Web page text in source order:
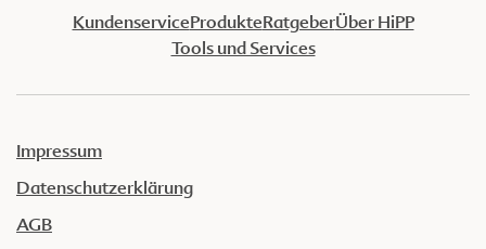
KundenserviceProdukteRatgeberÜber HiPP
Tools und Services
Impressum
Datenschutzerklärung
AGB